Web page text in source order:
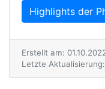
Highlights der
Erstellt am:
Letzte Aktualisierung: